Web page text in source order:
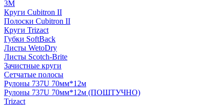
3M
Круги Cubitron II
Полоски Cubitron II
Круги Trizact
Губки SoftBack
Листы WetoDry
Листы Scotch-Brite
Зачистные круги
Сетчатые полосы
Рулоны 737U 70мм*12м
Рулоны 737U 70мм*12м (ПОШТУЧНО)
Trizact